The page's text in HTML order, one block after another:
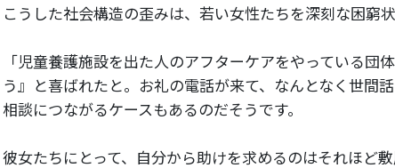
こうした社会構造の歪みは、若い女性たちを深刻な困窮
「児童養護施設を出た人のアフターケアをやっている団
う』と喜ばれたと。お礼の電話が来て、なんとなく世
相談につながるケースもあるのだそうです。
彼女たちにとって、自分から助けを求めるのはそれほど敷